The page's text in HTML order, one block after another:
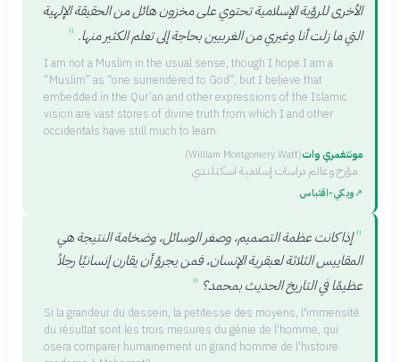
الأخرى للرؤية الإسلامية تحتوي على مخزون هائل من الحقيقة الإلهية
التي ما زلت أنا وغيري من الغربيين بحاجة إلى تعلم الكثير منها. "
I am not a Muslim in the usual sense, though I hope I am a
“Muslim” as “one surrendered to God”; but I believe that
embedded in the Qur’an and other expressions of the Islamic
vision are vast stores of divine truth from which I and other
occidentals have still much to learn.
مونتغمري وات
(William Montgomery Watt)
· مؤرخ وعالم دراسات إسلامية اسكتلندي
↗ويكي‑اقتباس
" إذا كانت عظمة التصميم، وصغر الوسائل، وضخامة النتيجة هي
المقاييس الثلاثة لعبقرية الإنسان، فمن يجرؤ أن يقارن إنسانيًا رجلاً
عظيمًا في التاريخ الحديث بمحمد؟ "
Si la grandeur du dessein, la petitesse des moyens, l'immensité
du résultat sont les trois mesures du génie de l'homme, qui
osera comparer humainement un grand homme de l'histoire